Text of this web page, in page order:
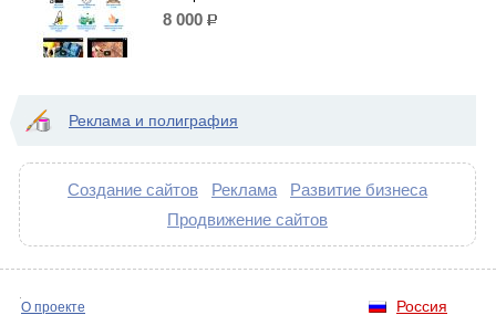
8 000 р.
Реклама и полиграфия
Создание сайтов Реклама
Развитие бизнеса
Продвижение сайтов
Россия
О проекте